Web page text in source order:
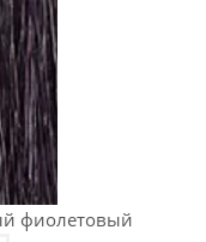
фиолетовый